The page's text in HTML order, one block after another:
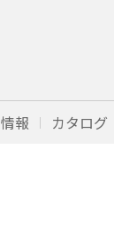
報 カタログ